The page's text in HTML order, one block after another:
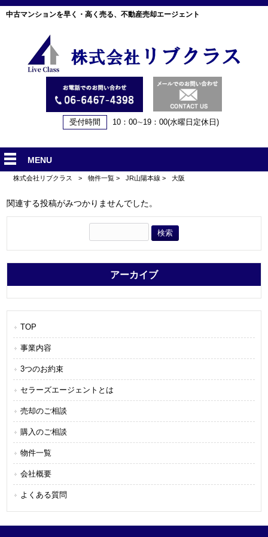
中古マンションを早く・高く売る、不動産売却エージェント
受付時間 10：00∼19：00(水曜日定休日)
MENU
株式会社リブクラス > 物件一覧 > JR山陽本線 > 大阪
関連する投稿がみつかりませんでした。
アーカイブ
TOP
事業内容
3つのお約束
セラーズエージェントとは
売却のご相談
購入のご相談
物件一覧
会社概要
よくある質問